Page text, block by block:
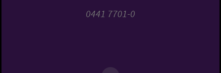
0441 7701-0